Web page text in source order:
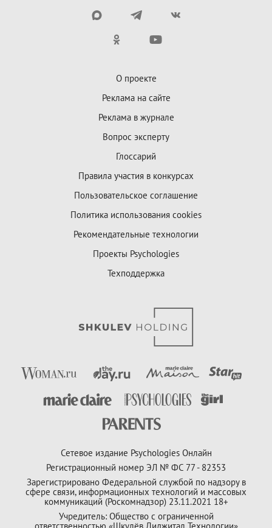
О проекте
Реклама на сайте
Реклама в журнале
Вопрос эксперту
Глоссарий
Правила участия в конкурсах
Пользовательское соглашение
Политика использования cookies
Рекомендательные технологии
Проекты Psychologies
Техподдержка
Сетевое издание Psychologies Онлайн
Регистрационный номер ЭЛ № ФС 77 - 82353
Зарегистрировано Федеральной службой по надзору в
сфере связи, информационных технологий и массовых
коммуникаций (Роскомнадзор) 23.11.2021 18+
Учредитель: Общество с ограниченной
ответственностью «Шкулёв Диджитал Технологии»